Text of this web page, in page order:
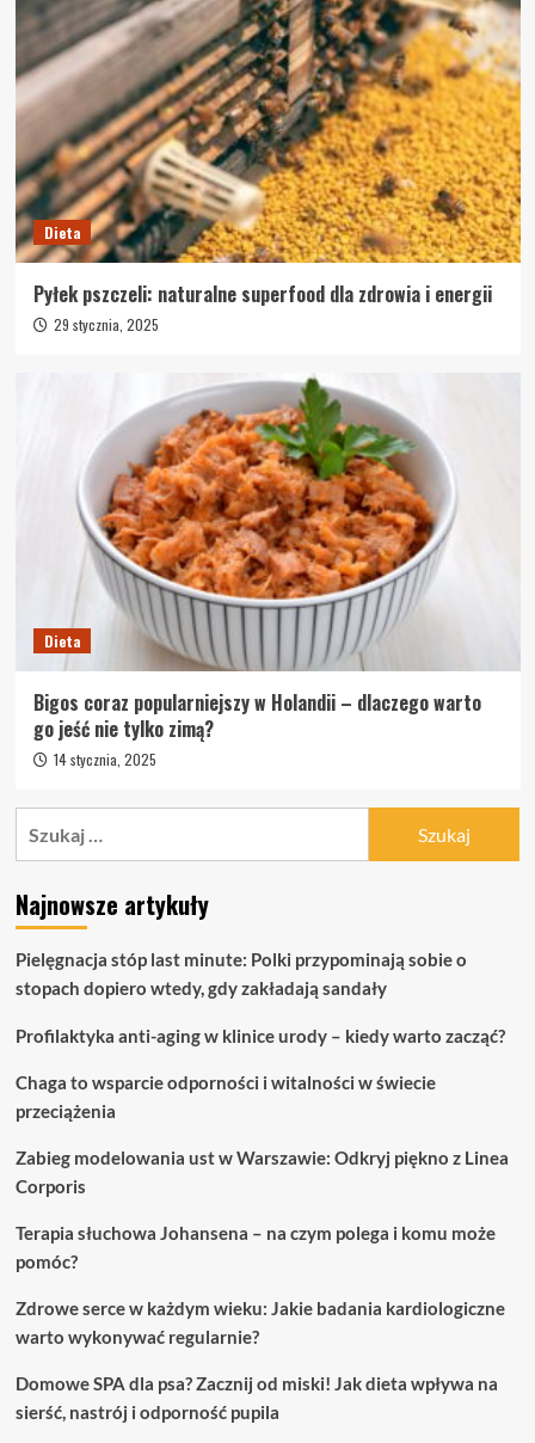
Dieta
Pyłek pszczeli: naturalne superfood dla zdrowia i energii
29 stycznia, 2025
Dieta
Bigos coraz popularniejszy w Holandii – dlaczego warto
go jeść nie tylko zimą?
14 stycznia, 2025
Najnowsze artykuły
Pielęgnacja stóp last minute: Polki przypominają sobie o
stopach dopiero wtedy, gdy zakładają sandały
Profilaktyka anti-aging w klinice urody – kiedy warto zacząć?
Chaga to wsparcie odporności i witalności w świecie
przeciążenia
Zabieg modelowania ust w Warszawie: Odkryj piękno z Linea
Corporis
Terapia słuchowa Johansena – na czym polega i komu może
pomóc?
Zdrowe serce w każdym wieku: Jakie badania kardiologiczne
warto wykonywać regularnie?
Domowe SPA dla psa? Zacznij od miski! Jak dieta wpływa na
sierść, nastrój i odporność pupila